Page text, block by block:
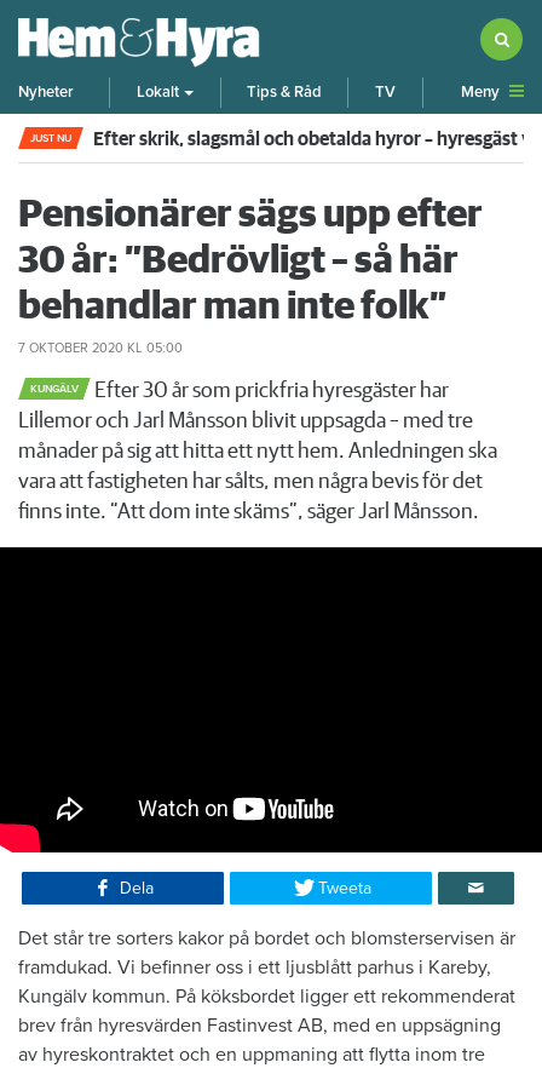
Nyheter Lokalt Tips & Råd TV Meny
JUST NU Efter skrik, slagsmål och obetalda hyror – hyresgäst
Pensionärer sägs upp efter
30 år: ”Bedrövligt – så här
behandlar man inte folk”
7 OKTOBER 2020 KL 05:00
KUNGÄLV
Efter 30 år som prickfria hyresgäster har
Lillemor och Jarl Månsson blivit uppsagda – med tre
månader på sig att hitta ett nytt hem. Anledningen ska
vara att fastigheten har sålts, men några bevis för det
finns inte. “Att dom inte skäms”, säger Jarl Månsson.
Dela Tweeta
Det står tre sorters kakor på bordet och blomsterservisen är
framdukad. Vi befinner oss i ett ljusblått parhus i Kareby,
Kungälv kommun. På köksbordet ligger ett rekommenderat
brev från hyresvärden Fastinvest AB, med en uppsägning
av hyreskontraktet och en uppmaning att flytta inom tre